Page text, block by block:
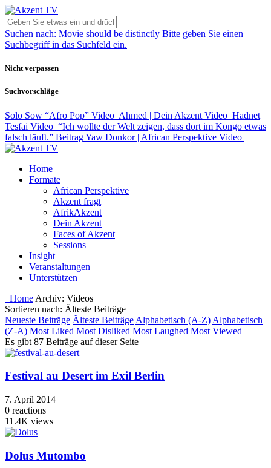
Suchen nach: Movie should be distinctly Bitte geben Sie einen
Suchbegriff in das Suchfeld ein.
Nicht verpassen
Suchvorschläge
Solo Sow “Afro Pop” Video Ahmed | Dein Akzent Video Hadnet
Tesfai Video “Ich wollte der Welt zeigen, dass dort im Kongo etwas
falsch läuft.” BeitragYaw Donkor | African Perspektive Video
Home
Formate
African Perspektive
Akzent fragt
AfrikAkzent
Dein Akzent
Faces of Akzent
Sessions
Insight
Veranstaltungen
Unterstützen
Home Archiv: Videos
Sortieren nach: Älteste Beiträge
Neueste Beiträge Älteste Beiträge Alphabetisch (A-Z) Alphabetisch
(Z-A) Most Liked Most Disliked Most Laughed Most Viewed
Es gibt 87 Beiträge auf dieser Seite
Festival au Desert im Exil Berlin
7. April 2014
0 reactions
11.4K views
Dolus Mutombo